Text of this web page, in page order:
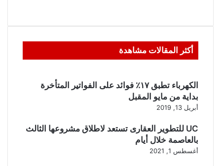
أكثر المقالات مشاهدة
الكهرباء تطبق ١٧٪ فوائد على الفواتير المتأخرة
بداية من مايو المقبل
أبريل 13, 2019
UC للتطوير العقارى تستعد لاطلاق مشروعها الثالث
بالعاصمة خلال أيام
أغسطس 1, 2021